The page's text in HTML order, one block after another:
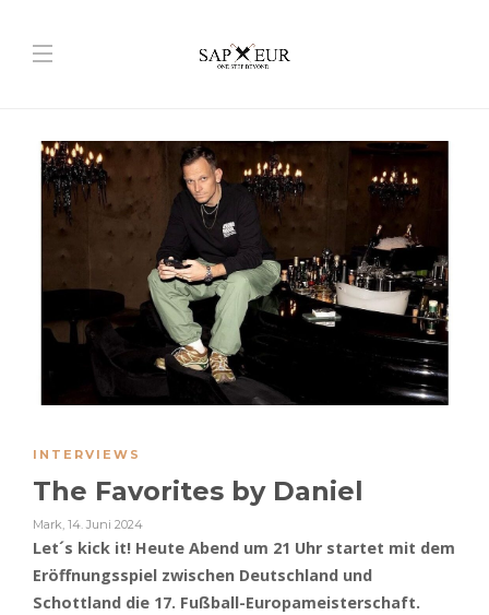
INTERVIEWS
The Favorites by Daniel
Mark, 14. Juni 2024
Let´s kick it! Heute Abend um 21 Uhr startet mit dem
Eröffnungsspiel zwischen Deutschland und
Schottland die 17. Fußball-Europameisterschaft.